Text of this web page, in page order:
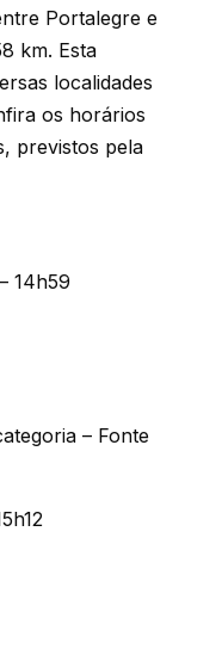
Portalegre e
km. Esta
localidades
os horários
previstos pela
14h59
– Fonte